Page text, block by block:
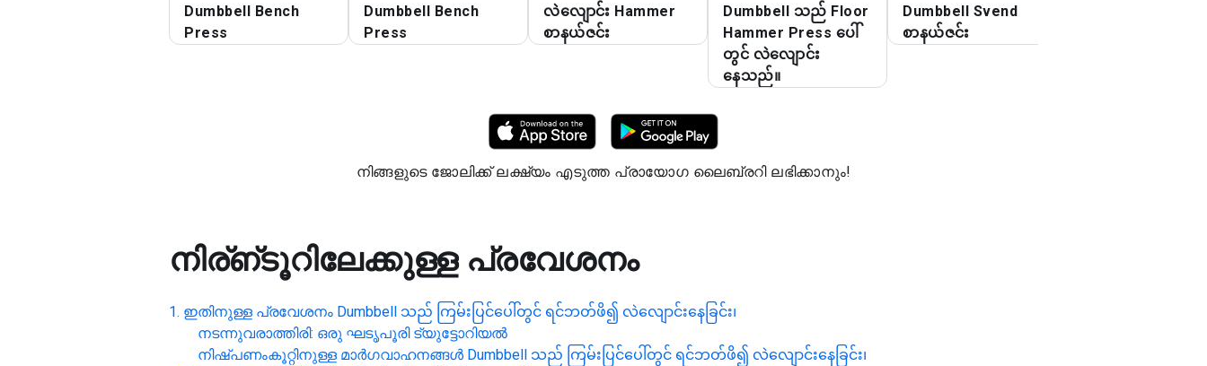
Dumbbell Bench
Press
Dumbbell Bench
Press
လဲလျောင်း Hammer
စာနယ်ဇင်း
Dumbbell သည် Floor
Hammer Press ပေါ်
တွင် လဲလျောင်း
နေသည်။
Dumbbell Svend
စာနယ်ဇင်း
നിങ്ങളുടെ ജോലിക്ക് ലക്ഷ്യം എടുത്ത പ്രായോഗ ലൈബ്രറി ലഭിക്കാനും!
നിര്ഩ്ടൂറിലേക്കുള്ള പ്രവേശനം
ഇതിനുള്ള പ്രവേശനം Dumbbell သည် ကြမ်းပြင်ပေါ်တွင် ရင်ဘတ်ဖိ၍ လဲလျောင်းနေခြင်း၊
നടന്നുവരാത്തിരി: ഒരു ഘടൃപൂരി ട്യുട്ടോറിയൽ
നിഷ്പണംകൂറ്റിനുള്ള മാര്‍ഗവാഹനങ്ങൾ Dumbbell သည် ကြမ်းပြင်ပေါ်တွင် ရင်ဘတ်ဖိ၍ လဲလျောင်းနေခြင်း၊